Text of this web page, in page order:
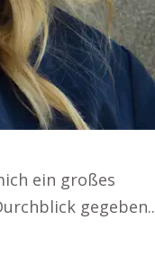
ein großes
gegeben..